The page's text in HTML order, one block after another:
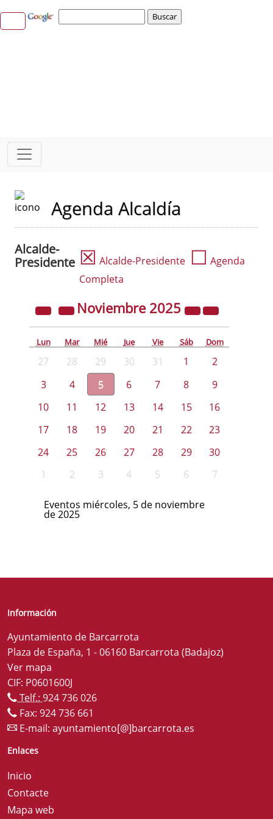
Agenda Alcaldía
Alcalde-
Presidente ☒ Alcalde-Presidente ☐ Agenda
Completa
Noviembre 2025
Lun Mar Mié Jue Vie Sáb Dom
27 28 29 30 31 1
2
3
4 5 6 7 8
9
10
11 12 13 14 15
16
17
18 19 20 21 22
23
24
25 26 27 28 29
30
1
2 3 4 5 6 7
Eventos miércoles, 5 de noviembre
de 2025
Información
Ayuntamiento de Barcarrota
Plaza de España, 1 - 06160 Barcarrota (Badajoz)
Ver mapa
CIF: P0601600J
Telf.: 924 736 026
Fax: 924 736 661
E-mail: ayuntamiento[@]barcarrota.es
Enlaces
Inicio
Contacte
Mapa web